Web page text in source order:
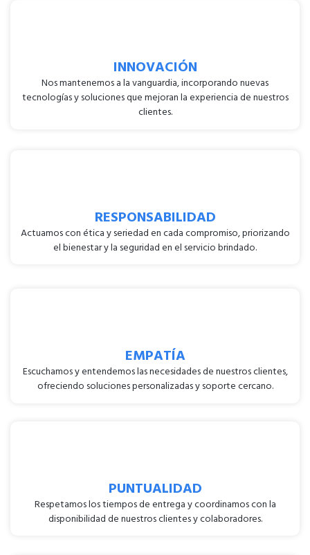
INNOVACIÓN
Nos mantenemos a la vanguardia, incorporando nuevas
tecnologías y soluciones que mejoran la experiencia de nuestros
clientes.
RESPONSABILIDAD
Actuamos con ética y seriedad en cada compromiso, priorizando
el bienestar y la seguridad en el servicio brindado.
EMPATÍA
Escuchamos y entendemos las necesidades de nuestros clientes,
ofreciendo soluciones personalizadas y soporte cercano.
PUNTUALIDAD
Respetamos los tiempos de entrega y coordinamos con la
disponibilidad de nuestros clientes y colaboradores.